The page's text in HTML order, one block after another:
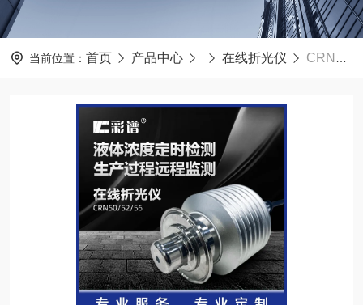
当前位置： 首页 产品中心 在线折光仪 CRN20/52/56彩谱在线折光仪在线浓度计在线酸碱度计